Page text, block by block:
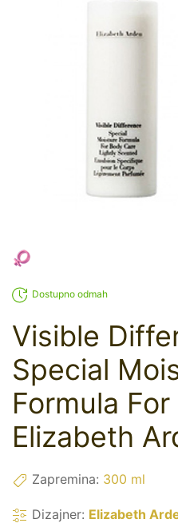
Dostupno odmah
Visible
Special
Formula
Elizabeth
Zapremina: 300 ml
Dizajner: Elizabeth